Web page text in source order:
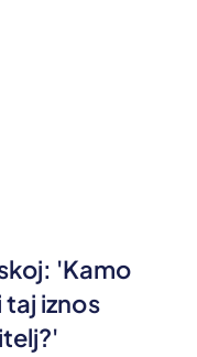
'Kamo
iznos